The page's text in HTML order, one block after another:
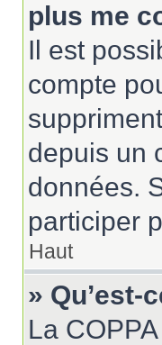
plus me
Il est
compte
depuis un
données.
participer
Haut
» Qu’est-
La